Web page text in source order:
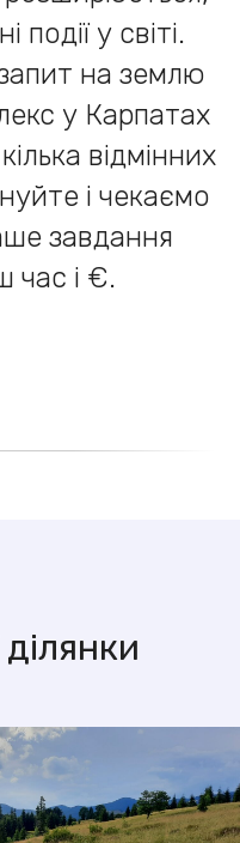
події у світі.
на землю
у Карпатах
відмінних
і чекаємо
завдання
час і €.